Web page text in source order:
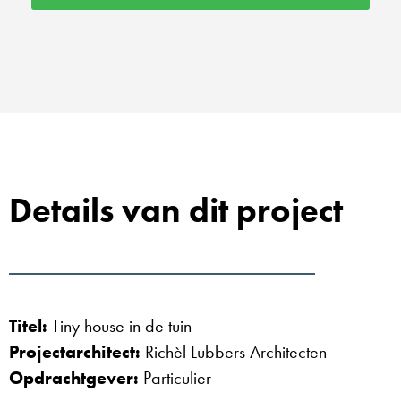
Details van dit project
Titel: Tiny house in de tuin
Projectarchitect: Richèl Lubbers Architecten
Opdrachtgever: Particulier